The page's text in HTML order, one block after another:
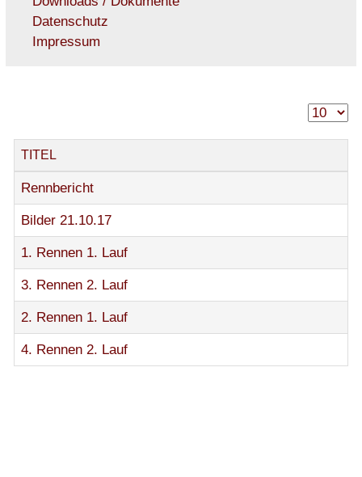
Datenschutz
Impressum
TITEL
Rennbericht
Bilder 21.10.17
1. Rennen 1. Lauf
3. Rennen 2. Lauf
2. Rennen 1. Lauf
4. Rennen 2. Lauf